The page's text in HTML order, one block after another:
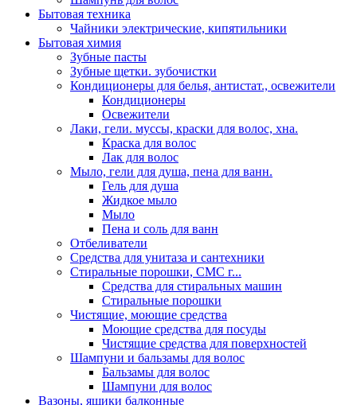
Бытовая техника
Чайники электрические, кипятильники
Бытовая химия
Зубные пасты
Зубные щетки. зубочистки
Кондиционеры для белья, антистат., освежители
Кондиционеры
Освежители
Лаки, гели. муссы, краски для волос, хна.
Краска для волос
Лак для волос
Мыло, гели для душа, пена для ванн.
Гель для душа
Жидкое мыло
Мыло
Пена и соль для ванн
Отбеливатели
Средства для унитаза и сантехники
Стиральные порошки, СМС г...
Средства для стиральных машин
Стиральные порошки
Чистящие, моющие средства
Моющие средства для посуды
Чистящие средства для поверхностей
Шампуни и бальзамы для волос
Бальзамы для волос
Шампуни для волос
Вазоны, ящики балконные